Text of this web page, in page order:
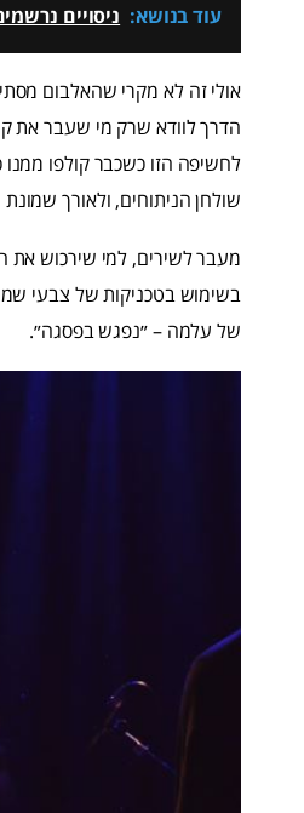
עוד בנושא: ניסויים
אולי זה לא מקרי שהאלבום
הדרך לוודא שרק מי שעבר את
לחשיפה הזו כשכבר קולפו
שולחן הניתוחים, ולאורך
מעבר לשירים, למי שירכוש את
בשימוש בטכניקות של צבעי
של עלמה – ״נפגש בפסגה״.